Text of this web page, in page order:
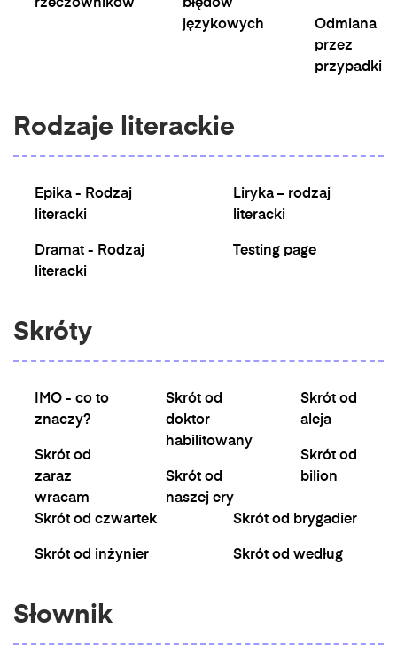
rzeczowników
błędów
językowych
Odmiana
przez
przypadki
Rodzaje literackie
Epika - Rodzaj
literacki
Dramat - Rodzaj
literacki
Liryka – rodzaj
literacki
Testing page
Skróty
IMO - co to
znaczy?
Skrót od
zaraz
wracam
Skrót od
doktor
habilitowany
Skrót od
naszej ery
Skrót od
aleja
Skrót od
bilion
Skrót od czwartek
Skrót od inżynier
Skrót od brygadier
Skrót od według
Słownik